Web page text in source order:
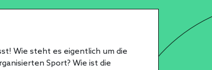
Wie steht es eigentlich um die
Sport? Wie ist die